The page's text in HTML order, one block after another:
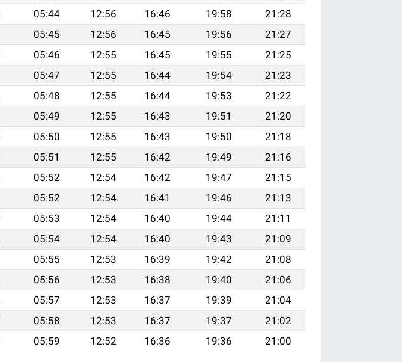
05:44 12:56 16:46 19:58
21:28
05:45 12:56 16:45 19:56
21:27
05:46 12:55 16:45 19:55
21:25
05:47 12:55 16:44 19:54
21:23
05:48 12:55 16:44 19:53
21:22
05:49 12:55 16:43 19:51
21:20
05:50 12:55 16:43 19:50
21:18
05:51 12:55 16:42 19:49
21:16
05:52 12:54 16:42 19:47
21:15
05:52 12:54 16:41 19:46
21:13
05:53 12:54 16:40 19:44
21:11
05:54 12:54 16:40 19:43
21:09
05:55 12:53 16:39 19:42
21:08
05:56 12:53 16:38 19:40
21:06
05:57 12:53 16:37 19:39
21:04
05:58 12:53 16:37 19:37
21:02
05:59 12:52 16:36 19:36 21:00